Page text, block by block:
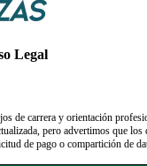
Legal
de carrera y orientación
pero advertimos que
de pago o compartición de